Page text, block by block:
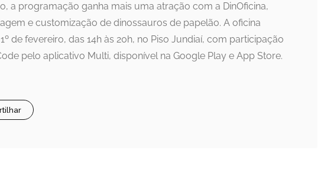
a programação ganha mais uma atração com a DinOficina,
e customização de dinossauros de papelão. A oficina
de fevereiro, das 14h às 20h, no Piso Jundiaí, com participação
pelo aplicativo Multi, disponível na Google Play e App Store.